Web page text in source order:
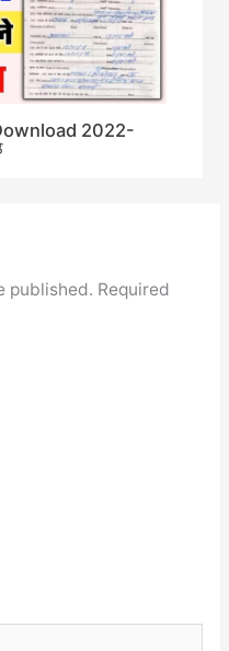
2022-
published. Required